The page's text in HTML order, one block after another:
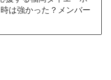
は強かった？メンバー